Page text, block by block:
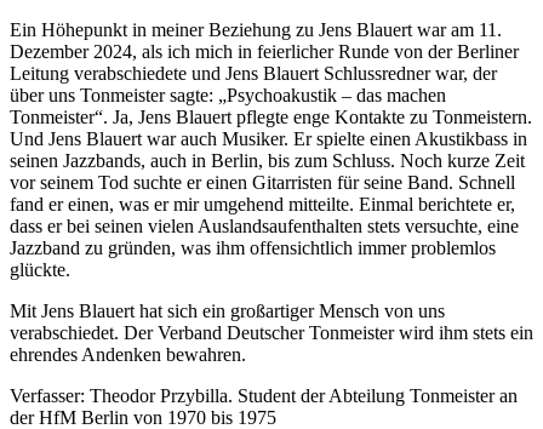
Ein Höhepunkt in meiner Beziehung zu Jens Blauert war am 11.
Dezember 2024, als ich mich in feierlicher Runde von der Berliner
Leitung verabschiedete und Jens Blauert Schlussredner war, der
über uns Tonmeister sagte: „Psychoakustik – das machen
Tonmeister“. Ja, Jens Blauert pflegte enge Kontakte zu Tonmeistern.
Und Jens Blauert war auch Musiker. Er spielte einen Akustikbass in
seinen Jazzbands, auch in Berlin, bis zum Schluss. Noch kurze Zeit
vor seinem Tod suchte er einen Gitarristen für seine Band. Schnell
fand er einen, was er mir umgehend mitteilte. Einmal berichtete er,
dass er bei seinen vielen Auslandsaufenthalten stets versuchte, eine
Jazzband zu gründen, was ihm offensichtlich immer problemlos
glückte.
Mit Jens Blauert hat sich ein großartiger Mensch von uns
verabschiedet. Der Verband Deutscher Tonmeister wird ihm stets ein
ehrendes Andenken bewahren.
Verfasser: Theodor Przybilla. Student der Abteilung Tonmeister an
der HfM Berlin von 1970 bis 1975